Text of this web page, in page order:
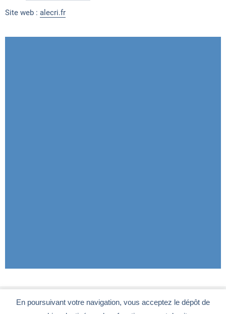
Site web : alecri.fr
En poursuivant votre navigation, vous acceptez le dépôt de